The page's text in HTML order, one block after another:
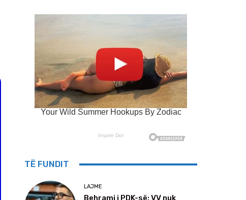
TË FUNDIT
LAJME
Behrami i PDK-së: VV nuk